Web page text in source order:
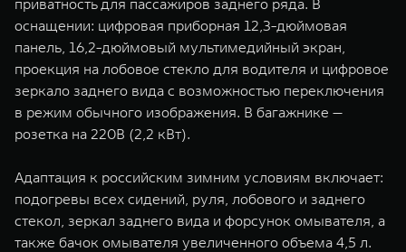
приватность для пассажиров заднего ряда. В
оснащении: цифровая приборная 12,3-дюймовая
панель, 16,2-дюймовый мультимедийный экран,
проекция на лобовое стекло для водителя и цифровое
зеркало заднего вида с возможностью переключения
в режим обычного изображения. В багажнике —
розетка на 220В (2,2 кВт).
Адаптация к российским зимним условиям включает:
подогревы всех сидений, руля, лобового и заднего
стекол, зеркал заднего вида и форсунок омывателя, а
также бачок омывателя увеличенного объема 4,5 л.